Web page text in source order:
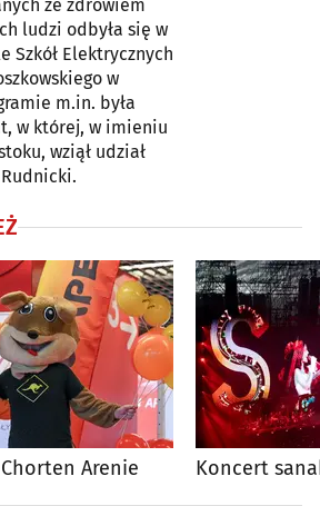
ze zdrowiem
ludzi odbyła się w
Szkół Elektrycznych
w
m.in. była
w której, w imieniu
wziął udział
Arenie Koncert